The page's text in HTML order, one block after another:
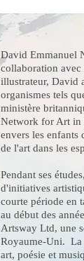
David Emmanuel
collaboration avec
illustrateur, David
organismes tels
ministère
Network for Art in
envers les enfants
de l'art dans les
Pendant ses
d'initiatives
courte période en
au début des
Artsway Ltd, une
Royaume-Uni. La
art, poésie et